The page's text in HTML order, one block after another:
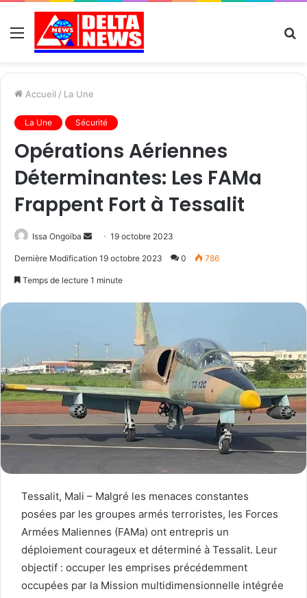
Menu
Accueil / La Une
La Une Sécurité
Opérations Aériennes
Déterminantes: Les FAMa
Frappent Fort à Tessalit
Issa Ongoïba
Send19 octobre 2023
Dernière Modification 19 octobre 2023 0 786
Temps de lecture 1 minute
Tessalit, Mali – Malgré les menaces constantes
posées par les groupes armés terroristes, les Forces
Armées Maliennes (FAMa) ont entrepris un
déploiement courageux et déterminé à Tessalit. Leur
objectif : occuper les emprises précédemment
occupées par la Mission multidimensionnelle intégrée